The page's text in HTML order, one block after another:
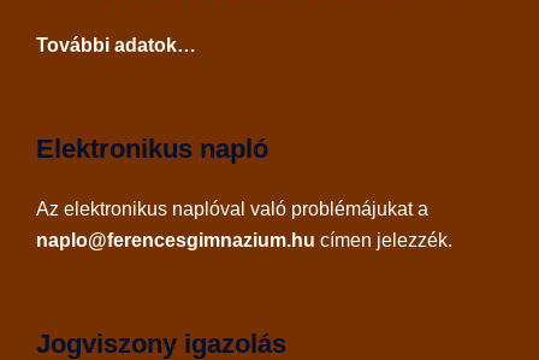
További adatok…
Elektronikus napló
Az elektronikus naplóval való problémájukat a
naplo@ferencesgimnazium.hu címen jelezzék.
Jogviszony igazolás